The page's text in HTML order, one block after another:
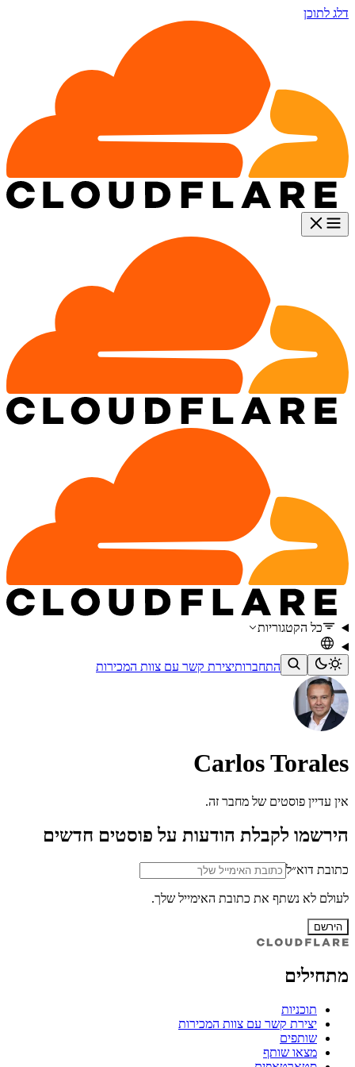
דלג לתוכן
כל הקטגוריות
התחברותיצירת קשר עם צוות המכירות
Carlos Torales
אין עדיין פוסטים של מחבר זה.
הירשמו לקבלת הודעות על פוסטים חדשים
כתובת דוא״ל
לעולם לא נשתף את כתובת האימייל שלך.
הירשם
מתחילים
תוכניות
יצירת קשר עם צוות המכירות
שותפים
מצאו שותף